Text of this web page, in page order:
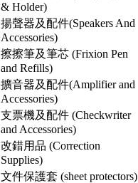
& Holder)
揚聲器及配件(Speakers And
Accessories)
擦擦筆及筆芯 (Frixion Pen
and Refills)
擴音器及配件(Amplifier and
Accessories)
支票機及配件 (Checkwriter
and Accessories)
改錯用品 (Correction
Supplies)
文件保護套 (sheet protectors)